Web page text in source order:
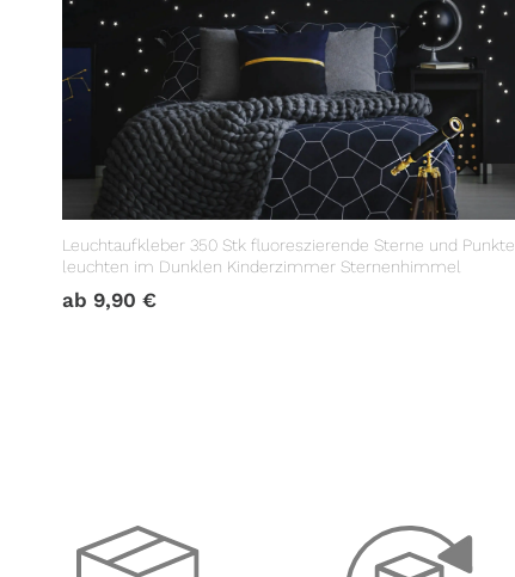
Leuchtaufkleber 350 Stk fluoreszierende Sterne und Punkte
leuchten im Dunklen Kinderzimmer Sternenhimmel
ab 9,90 €